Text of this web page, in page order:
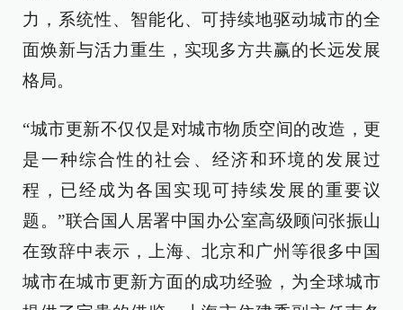
力，系统性、智能化、可持续地驱动城市的全
面焕新与活力重生，实现多方共赢的长远发展
格局。
“城市更新不仅仅是对城市物质空间的改造，更
是一种综合性的社会、经济和环境的发展过
程，已经成为各国实现可持续发展的重要议
题。”联合国人居署中国办公室高级顾问张振山
在致辞中表示，上海、北京和广州等很多中国
城市在城市更新方面的成功经验，为全球城市